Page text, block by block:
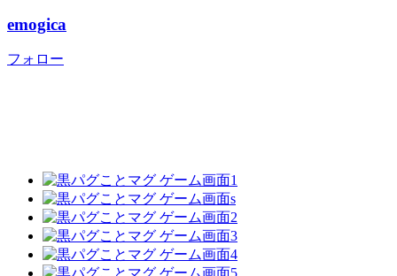
emogica
フォロー